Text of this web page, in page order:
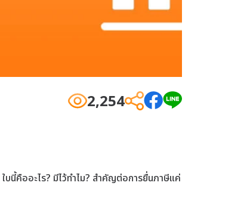
2,254
ใบนี้คืออะไร? มีไว้ทำไม? สำคัญต่อการยื่นภาษีแค่